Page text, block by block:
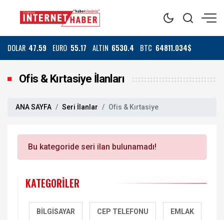
DOLAR 47.59 EURO 55.17 ALTIN 6530.4 BTC 64811.034$
Ofis & Kırtasiye İlanları
ANA SAYFA Seri İlanlar Ofis & Kırtasiye
Bu kategoride seri ilan bulunamadı!
KATEGORILER
BILGISAYAR CEP TELEFONU EMLAK